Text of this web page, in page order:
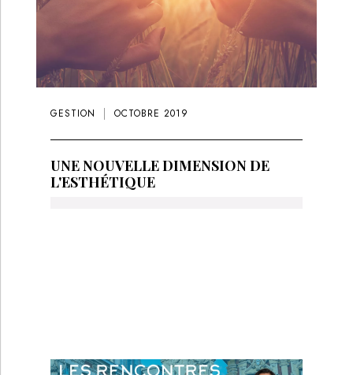
GESTION OCTOBRE 2019
UNE NOUVELLE DIMENSION DE
L'ESTHÉTIQUE